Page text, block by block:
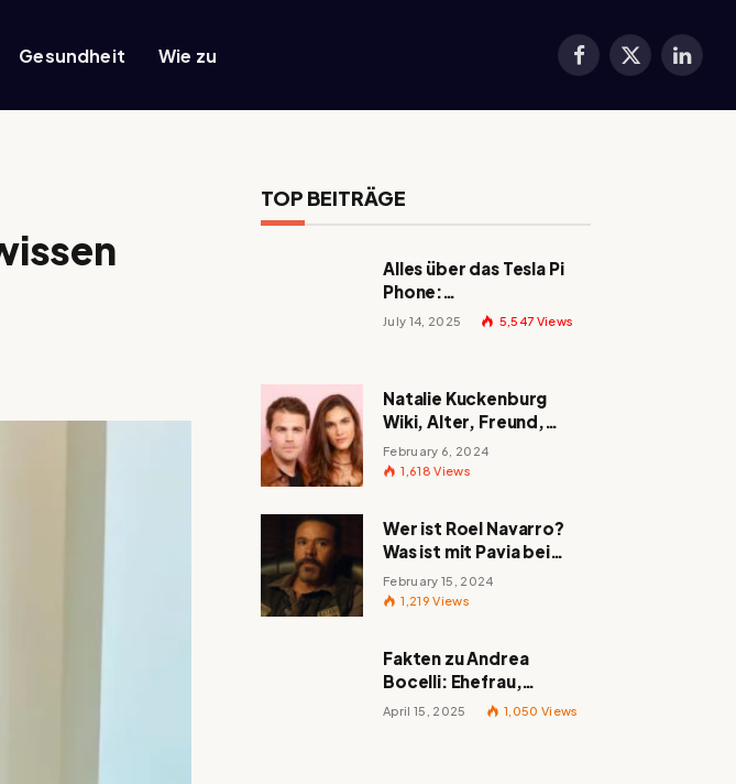
Gesundheit Wie zu Facebook
X
TOP BEITRÄGE
Alles über das Tesla Pi
Phone:
Erscheinungsdatum,
July 14, 2025 5,547 Views
Natalie Kuckenburg
Wiki, Alter, Freund,
Größe, Nationalität,
Eltern und mehr
February 6, 2024
1,618Views
Wer ist Roel Navarro?
Was ist mit Pavia bei
„Mayans MC“ passiert?
February 15, 2024
1,219Views
Fakten zu Andrea
Bocelli: Ehefrau,
berühmte Lieder,
April 15, 2025 1,050 Views